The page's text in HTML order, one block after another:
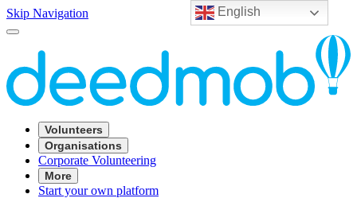
English
Skip Navigation
Volunteers
Organisations
Corporate Volunteering
More
Start your own platform